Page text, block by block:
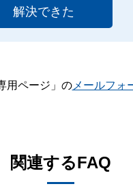
解決できた
用ページ」のメールフォ
関連するFAQ